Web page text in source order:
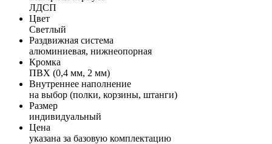
ЛДСП
Цвет
Светлый
Раздвижная система
алюминиевая, нижнеопорная
Кромка
ПВХ (0,4 мм, 2 мм)
Внутреннее наполнение
на выбор (полки, корзины, штанги)
Размер
индивидуальный
Цена
указана за базовую комплектацию